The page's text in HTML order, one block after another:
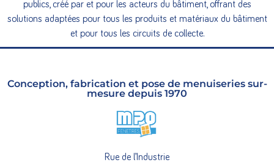
publics, créé par et pour les acteurs du bâtiment, offrant des
solutions adaptées pour tous les produits et matériaux du bâtiment
et pour tous les circuits de collecte.
Conception, fabrication et pose de menuiseries sur-
mesure depuis 1970
Rue de l’Industrie